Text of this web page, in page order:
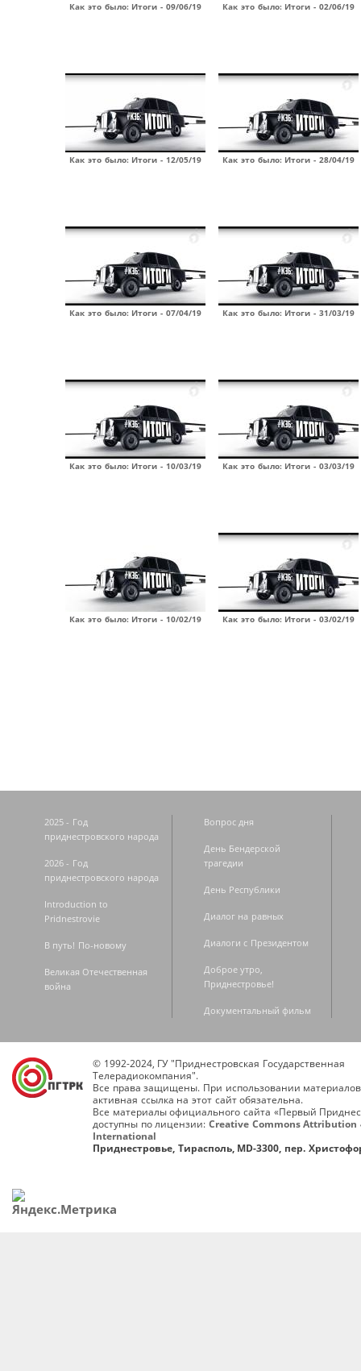
Как это было: Итоги - 09/06/19 Как это было: Итоги - 02/06/19
Как это было: Итоги - 12/05/19 Как это было: Итоги - 28/04/19
Как это было: Итоги - 07/04/19 Как это было: Итоги - 31/03/19
Как это было: Итоги - 10/03/19 Как это было: Итоги - 03/03/19
Как это было: Итоги - 10/02/19 Как это было: Итоги - 03/02/19
2025 - Год
приднестровского народа
2026 - Год
приднестровского народа
Introduction to
Pridnestrovie
В путь! По-новому
Великая Отечественная
война
Вопрос дня
День Бендерской
трагедии
День Республики
Диалог на равных
Диалоги с Президентом
Доброе утро,
Приднестровье!
Документальный фильм
© 1992-2024, ГУ "Приднестровская Государственная
Телерадиокомпания".
Все права защищены. При использовании
активная ссылка на этот сайт обязательна.
Все материалы официального сайта «Первый
доступны по лицензии: Creative Commons Attribution
International
Приднестровье, Тирасполь, MD-3300, пер.